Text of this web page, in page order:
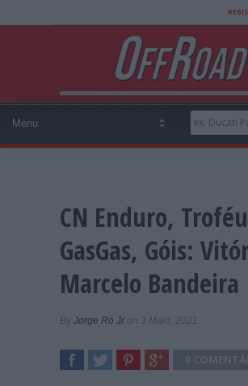
CN Enduro, Troféu
GasGas, Góis:
Marcelo Bandeira
By Jorge Ró Jr on 3 Maio, 2021